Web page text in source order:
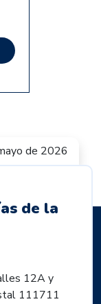
de 2026
de la
12A y
111711